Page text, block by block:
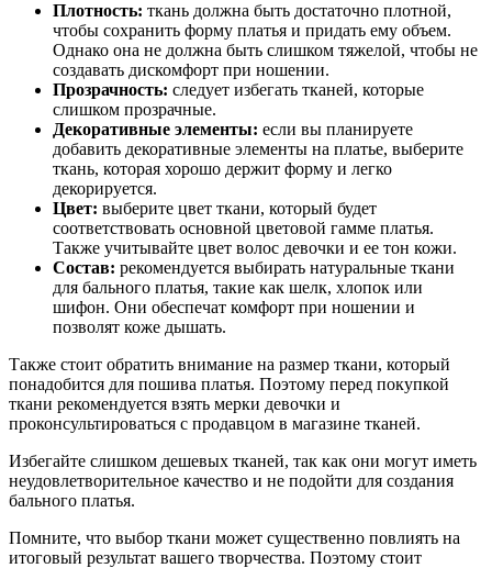
Плотность: ткань должна быть достаточно плотной,
чтобы сохранить форму платья и придать ему объем.
Однако она не должна быть слишком тяжелой, чтобы не
создавать дискомфорт при ношении.
Прозрачность: следует избегать тканей, которые
слишком прозрачные.
Декоративные элементы: если вы планируете
добавить декоративные элементы на платье, выберите
ткань, которая хорошо держит форму и легко
декорируется.
Цвет: выберите цвет ткани, который будет
соответствовать основной цветовой гамме платья.
Также учитывайте цвет волос девочки и ее тон кожи.
Состав: рекомендуется выбирать натуральные ткани
для бального платья, такие как шелк, хлопок или
шифон. Они обеспечат комфорт при ношении и
позволят коже дышать.
Также стоит обратить внимание на размер ткани, который
понадобится для пошива платья. Поэтому перед покупкой
ткани рекомендуется взять мерки девочки и
проконсультироваться с продавцом в магазине тканей.
Избегайте слишком дешевых тканей, так как они могут иметь
неудовлетворительное качество и не подойти для создания
бального платья.
Помните, что выбор ткани может существенно повлиять на
итоговый результат вашего творчества. Поэтому стоит